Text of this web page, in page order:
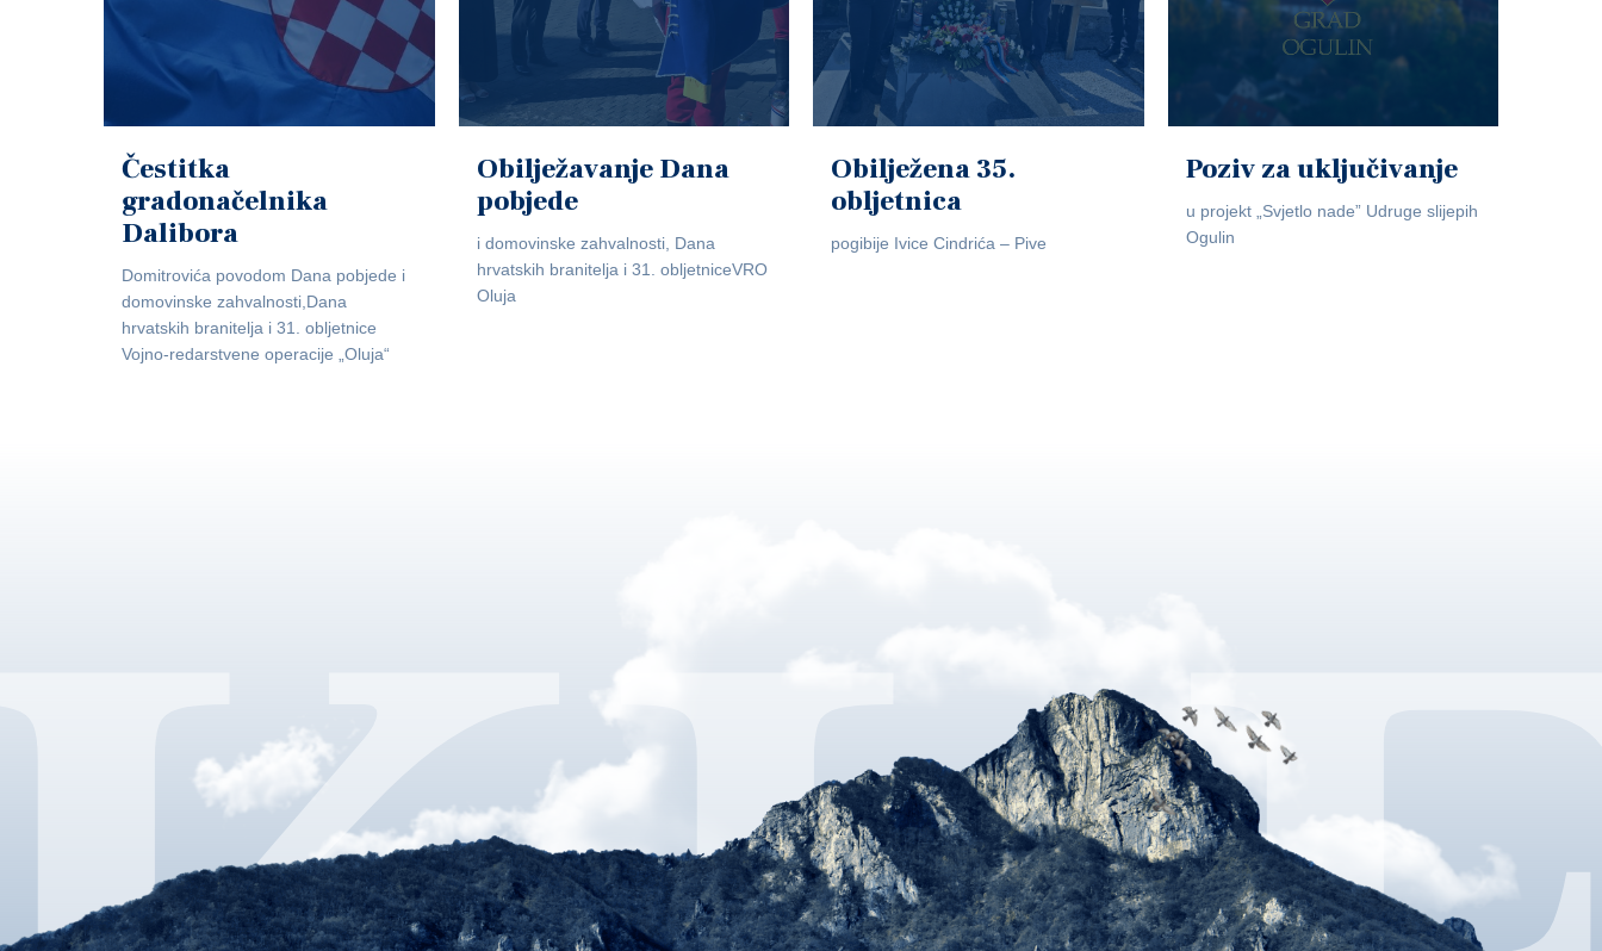
Čestitka
gradonačelnika
Dalibora
Domitrovića povodom Dana pobjede i
domovinske zahvalnosti,Dana
hrvatskih branitelja i 31. obljetnice
Vojno-redarstvene operacije „Oluja“
Obilježavanje Dana
pobjede
i domovinske zahvalnosti, Dana
hrvatskih branitelja i 31. obljetniceVRO
Oluja
Obilježena 35.
obljetnica
pogibije Ivice Cindrića – Pive
Poziv za uključivanje
u projekt „Svjetlo nade” Udruge slijepih
Ogulin